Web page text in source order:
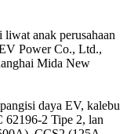
anak perusahaan
Power Co., Ltd.,
Mida New
daya EV, kalebu
2 Tipe 2, lan